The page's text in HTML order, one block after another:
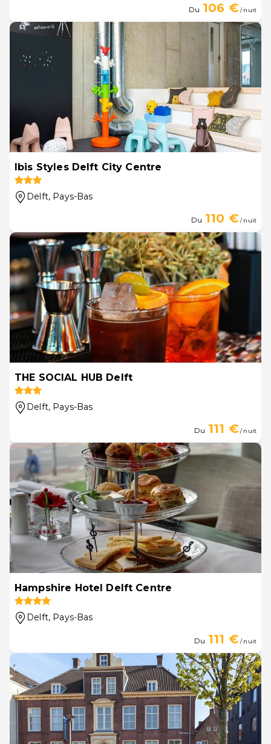
Du 106 €/ nuit
Ibis Styles Delft City Centre
Delft, Pays-Bas
Du 110 €/ nuit
THE SOCIAL HUB Delft
Delft, Pays-Bas
Du 111 €/ nuit
Hampshire Hotel Delft Centre
Delft, Pays-Bas
Du 111 €/ nuit